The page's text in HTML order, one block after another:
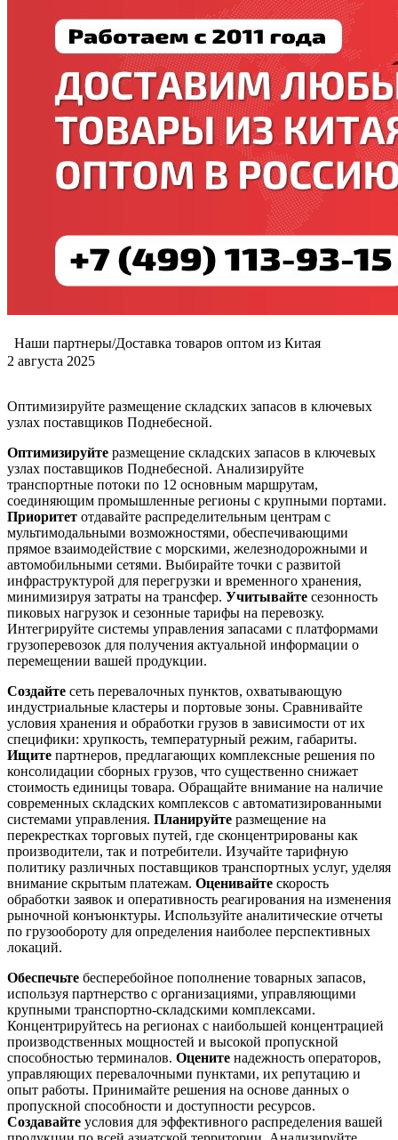
Наши партнеры/Доставка товаров оптом из Китая
2 августа 2025
Оптимизируйте размещение складских запасов в ключевых
узлах поставщиков Поднебесной.
Оптимизируйте размещение складских запасов в ключевых
узлах поставщиков Поднебесной. Анализируйте
транспортные потоки по 12 основным маршрутам,
соединяющим промышленные регионы с крупными портами.
Приоритет отдавайте распределительным центрам с
мультимодальными возможностями, обеспечивающими
прямое взаимодействие с морскими, железнодорожными и
автомобильными сетями. Выбирайте точки с развитой
инфраструктурой для перегрузки и временного хранения,
минимизируя затраты на трансфер. Учитывайте сезонность
пиковых нагрузок и сезонные тарифы на перевозку.
Интегрируйте системы управления запасами с платформами
грузоперевозок для получения актуальной информации о
перемещении вашей продукции.
Создайте сеть перевалочных пунктов, охватывающую
индустриальные кластеры и портовые зоны. Сравнивайте
условия хранения и обработки грузов в зависимости от их
специфики: хрупкость, температурный режим, габариты.
Ищите партнеров, предлагающих комплексные решения по
консолидации сборных грузов, что существенно снижает
стоимость единицы товара. Обращайте внимание на наличие
современных складских комплексов с автоматизированными
системами управления. Планируйте размещение на
перекрестках торговых путей, где сконцентрированы как
производители, так и потребители. Изучайте тарифную
политику различных поставщиков транспортных услуг, уделяя
внимание скрытым платежам. Оценивайте скорость
обработки заявок и оперативность реагирования на изменения
рыночной конъюнктуры. Используйте аналитические отчеты
по грузообороту для определения наиболее перспективных
локаций.
Обеспечьте бесперебойное пополнение товарных запасов,
используя партнерство с организациями, управляющими
крупными транспортно-складскими комплексами.
Концентрируйтесь на регионах с наибольшей концентрацией
производственных мощностей и высокой пропускной
способностью терминалов. Оцените надежность операторов,
управляющих перевалочными пунктами, их репутацию и
опыт работы. Принимайте решения на основе данных о
пропускной способности и доступности ресурсов.
Создавайте условия для эффективного распределения вашей